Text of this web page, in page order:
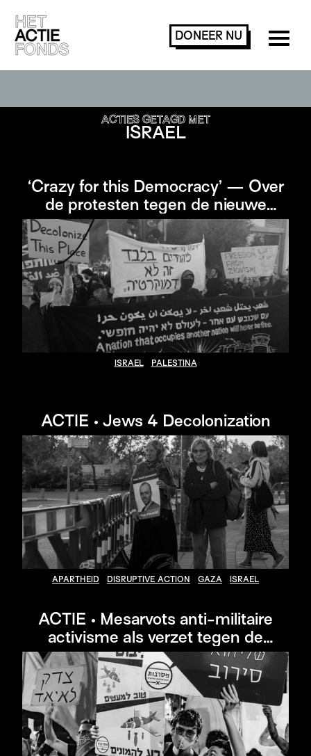
DONEER NU
ACTIES GETAGD MET
ISRAEL
‘Crazy for this Democracy’ — Over
de protesten tegen de nieuwe
Israëlische regering
ISRAEL PALESTINA
ACTIE • Jews 4 Decolonization
APARTHEID DISRUPTIVE ACTION GAZA ISRAEL
ACTIE • Mesarvots anti-militaire
activisme als verzet tegen de
Israëlische bezetting van Palestina